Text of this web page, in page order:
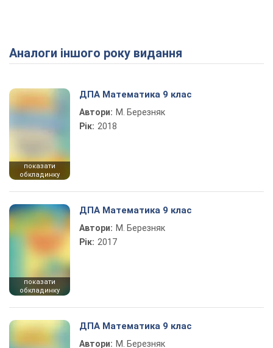
Play Video
Аналоги іншого року видання
показати
обкладинку
ДПА Математика 9 клас
Автори: М. Березняк
Рік: 2018
показати
обкладинку
ДПА Математика 9 клас
Автори: М. Березняк
Рік: 2017
ДПА Математика 9 клас
Автори: М. Березняк